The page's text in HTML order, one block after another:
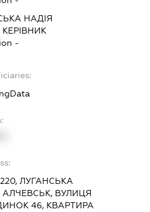
НАДІЯ
КЕРІВНИК
-
ЛУГАНСЬКА
АЛЧЕВСЬК, ВУЛИЦЯ
46, КВАРТИРА